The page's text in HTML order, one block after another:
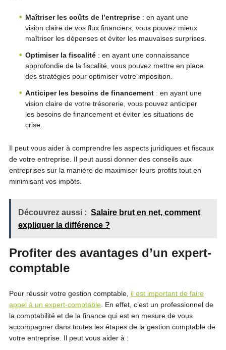
Maîtriser les coûts de l’entreprise: en ayant une
vision claire de vos flux financiers, vous pouvez mieux
maîtriser les dépenses et éviter les mauvaises surprises.
Optimiser la fiscalité: en ayant une connaissance
approfondie de la fiscalité, vous pouvez mettre en place
des stratégies pour optimiser votre imposition.
Anticiper les besoins de financement: en ayant une
vision claire de votre trésorerie, vous pouvez anticiper
les besoins de financement et éviter les situations de
crise.
Il peut vous aider à comprendre les aspects juridiques et fiscaux
de votre entreprise. Il peut aussi donner des conseils aux
entreprises sur la manière de maximiser leurs profits tout en
minimisant vos impôts.
Découvrez aussi : Salaire brut en net, comment
expliquer la différence ?
Profiter des avantages d’un expert-
comptable
Pour réussir votre gestion comptable, il est important de faire
appel à un expert-comptable. En effet, c’est un professionnel de
la comptabilité et de la finance qui est en mesure de vous
accompagner dans toutes les étapes de la gestion comptable de
votre entreprise. Il peut vous aider à :